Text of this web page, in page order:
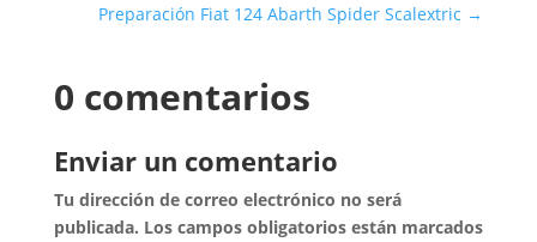
Preparación Fiat 124 Abarth Spider Scalextric →
0 comentarios
Enviar un comentario
Tu dirección de correo electrónico no será
publicada. Los campos obligatorios están marcados